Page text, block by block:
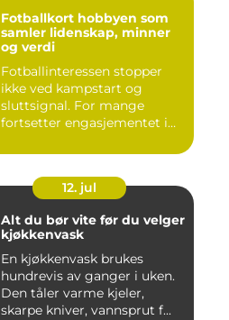
Fotballkort hobbyen som
samler lidenskap, minner
og verdi
Fotballinteressen stopper
ikke ved kampstart og
sluttsignal. For mange
fortsetter engasjementet i
12. jul
Alt du bør vite før du velger
kjøkkenvask
En kjøkkenvask brukes
hundrevis av ganger i uken.
Den tåler varme kjeler,
skarpe kniver, vannsprut f...